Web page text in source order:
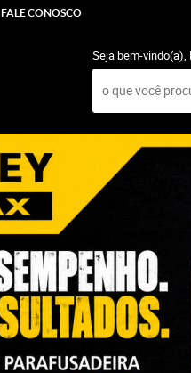
FALE CONOSCO
Seja bem-vindo(a),